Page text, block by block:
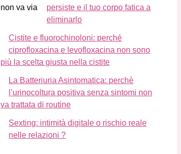
persiste e il tuo corpo fatica a
eliminarlo
Cistite e fluorochinoloni: perché
ciprofloxacina e levofloxacina non sono
più la scelta giusta nella cistite
La Batteriuria Asintomatica: perchè
l’urinocoltura positiva senza sintomi non
va trattata di routine
Sexting: intimità digitale o rischio reale
nelle relazioni ?